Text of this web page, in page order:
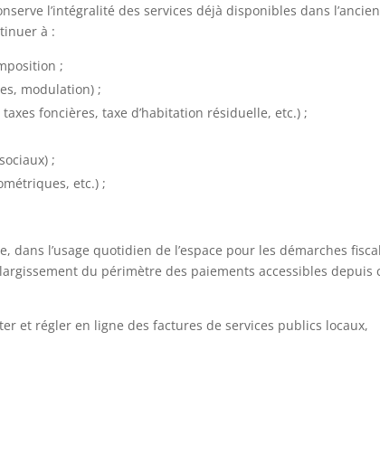
l’intégralité des services déjà disponibles dans
à :
;
modulation) ;
foncières, taxe d’habitation résiduelle, etc.) ;
;
etc.) ;
dans l’usage quotidien de l’espace pour les démarches
du périmètre des paiements accessibles depuis
et régler en ligne des factures de services publics locaux,